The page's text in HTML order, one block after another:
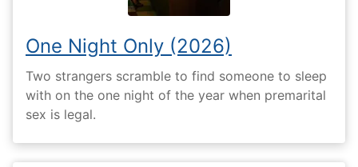
One Night Only (2026)
Two strangers scramble to find someone to sleep
with on the one night of the year when premarital
sex is legal.